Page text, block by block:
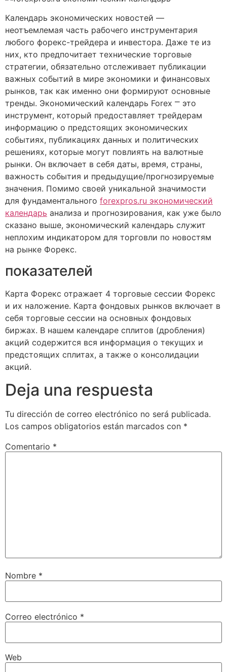
Календарь экономических новостей —
неотъемлемая часть рабочего инструментария
любого форекс-трейдера и инвестора. Даже те из
них, кто предпочитает технические торговые
стратегии, обязательно отслеживает публикации
важных событий в мире экономики и финансовых
рынков, так как именно они формируют основные
тренды. Экономический календарь Forex ⎻ это
инструмент, который предоставляет трейдерам
информацию о предстоящих экономических
событиях, публикациях данных и политических
решениях, которые могут повлиять на валютные
рынки. Он включает в себя даты, время, страны,
важность события и предыдущие/прогнозируемые
значения. Помимо своей уникальной значимости
для фундаментального forexpros.ru экономический
календарь анализа и прогнозирования, как уже было
сказано выше, экономический календарь служит
неплохим индикатором для торговли по новостям
на рынке Форекс.
показателей
Карта Форекс отражает 4 торговые сессии Форекс
и их наложение. Карта фондовых рынков включает в
себя торговые сессии на основных фондовых
биржах. В нашем календаре сплитов (дробления)
акций содержится вся информация о текущих и
предстоящих сплитах, а также о консолидации
акций.
Deja una respuesta
Tu dirección de correo electrónico no será publicada.
Los campos obligatorios están marcados con *
Comentario *
Nombre *
Correo electrónico *
Web